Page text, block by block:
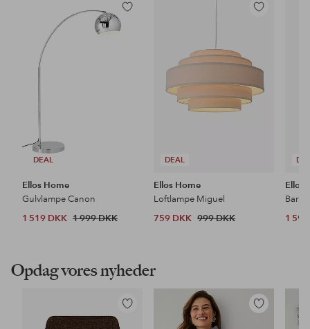
DEAL
Tilføj
til
Ellos Home
Gulvlampe Canon
1 519 DKK 1 999 DKK
DEAL
Tilføj
Ellos Home
Loftlampe Miguel
759 DKK 999 DKK
Ellos
1
Opdag vores nyheder
Tilføj
til
Tilføj